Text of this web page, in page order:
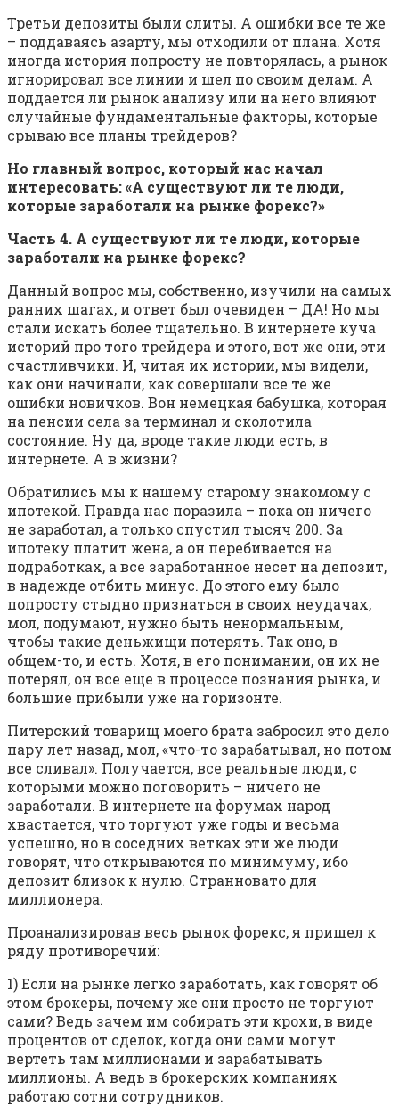
Третьи депозиты были слиты. А ошибки все те же
– поддаваясь азарту, мы отходили от плана. Хотя
иногда история попросту не повторялась, а рынок
игнорировал все линии и шел по своим делам. А
поддается ли рынок анализу или на него влияют
случайные фундаментальные факторы, которые
срываю все планы трейдеров?
Но главный вопрос, который нас начал
интересовать: «А существуют ли те люди,
которые заработали на рынке форекс?»
Часть 4. А существуют ли те люди, которые
заработали на рынке форекс?
Данный вопрос мы, собственно, изучили на самых
ранних шагах, и ответ был очевиден – ДА! Но мы
стали искать более тщательно. В интернете куча
историй про того трейдера и этого, вот же они, эти
счастливчики. И, читая их истории, мы видели,
как они начинали, как совершали все те же
ошибки новичков. Вон немецкая бабушка, которая
на пенсии села за терминал и сколотила
состояние. Ну да, вроде такие люди есть, в
интернете. А в жизни?
Обратились мы к нашему старому знакомому с
ипотекой. Правда нас поразила – пока он ничего
не заработал, а только спустил тысяч 200. За
ипотеку платит жена, а он перебивается на
подработках, а все заработанное несет на депозит,
в надежде отбить минус. До этого ему было
попросту стыдно признаться в своих неудачах,
мол, подумают, нужно быть ненормальным,
чтобы такие деньжищи потерять. Так оно, в
общем-то, и есть. Хотя, в его понимании, он их не
потерял, он все еще в процессе познания рынка, и
большие прибыли уже на горизонте.
Питерский товарищ моего брата забросил это дело
пару лет назад, мол, «что-то зарабатывал, но потом
все сливал». Получается, все реальные люди, с
которыми можно поговорить – ничего не
заработали. В интернете на форумах народ
хвастается, что торгуют уже годы и весьма
успешно, но в соседних ветках эти же люди
говорят, что открываются по минимуму, ибо
депозит близок к нулю. Странновато для
миллионера.
Проанализировав весь рынок форекс, я пришел к
ряду противоречий:
1) Если на рынке легко заработать, как говорят об
этом брокеры, почему же они просто не торгуют
сами? Ведь зачем им собирать эти крохи, в виде
процентов от сделок, когда они сами могут
вертеть там миллионами и зарабатывать
миллионы. А ведь в брокерских компаниях
работаю сотни сотрудников.